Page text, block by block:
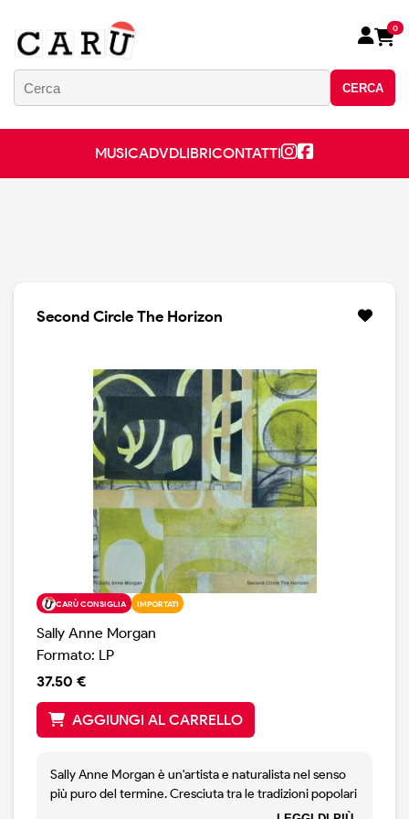
CERCA
0
MUSICADVDLIBRICONTATTI
Second Circle The Horizon
CARÙ CONSIGLIA IMPORTATI
Sally Anne Morgan
Formato: LP
37.50 €
AGGIUNGI AL CARRELLO
Sally Anne Morgan è un'artista e naturalista nel senso
più puro del termine. Cresciuta tra le tradizioni popolari
degli Appalachi, l'arte folk di Morgan incarna la